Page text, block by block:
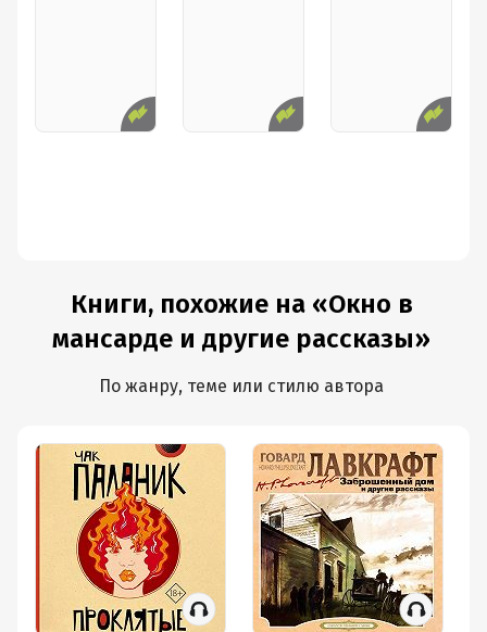
Книги, похожие на «Окно в
мансарде и другие рассказы»
По жанру, теме или стилю автора